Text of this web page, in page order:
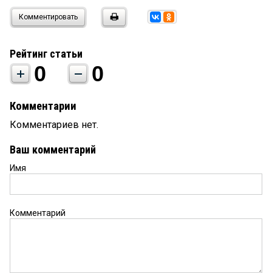
Комментировать
Рейтинг статьи
0 0
Комментарии
Комментариев нет.
Ваш комментарий
Имя
Комментарий